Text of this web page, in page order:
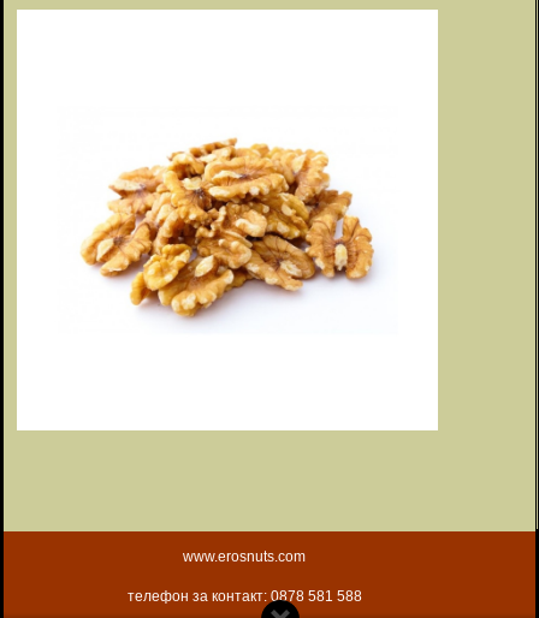
www.erosnuts.com
телефон за контакт: 0878 581 588